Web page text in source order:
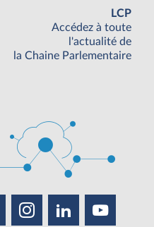
LCP
Accédez à toute
l'actualité de
la Chaine Parlementaire